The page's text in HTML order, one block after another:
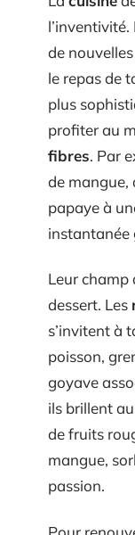
de
le repas de
plus
profiter au
fibres. Par
de mangue,
papaye à
instantanée
Leur champ
dessert. Les
s’invitent à
poisson,
goyave
ils brillent
de fruits
mangue,
passion.